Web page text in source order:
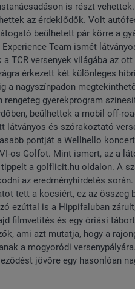
is részt
az érdeklődők. Volt
beülhetett pár körre a
Team ismét
TCR versenyek világába az
érkezett két különleges
a nagyszínpadon
gyerekprogram
beülhettek a mobil off-
látványos és szórakoztató
pontját a Wellhello
os Golfot. Mint ismert, az a
a golflicit.hu oldalon. A
az eredményhirdetés
tett a kocsiért, ez az összeg
ezúttal is a Hippifaluban
filmvetítés és egy óriási
ami azt mutatja, hogy a
a mogyoródi
jövőre egy hasonlóan